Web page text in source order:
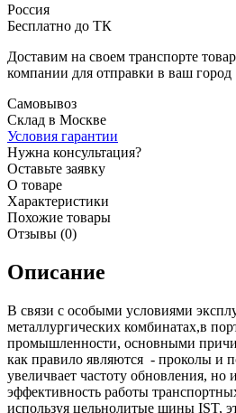
Россия
Бесплатно до ТК
Доставим на своем транспорте
компании для отправки в ваш город
Самовывоз
Склад в Москве
Условия гарантии
Нужна консультация?
Оставьте заявку
О товаре
Характеристики
Похожие товары
Отзывы (0)
Описание
В связи с особыми условиями
металлургических комбинатах,в
промышленности, основными
как правило являются - проколы и
увеличвает частоту обновления, но
эффективность работы
используя цельнолитые шины IST,